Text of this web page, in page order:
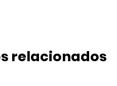
relacionados